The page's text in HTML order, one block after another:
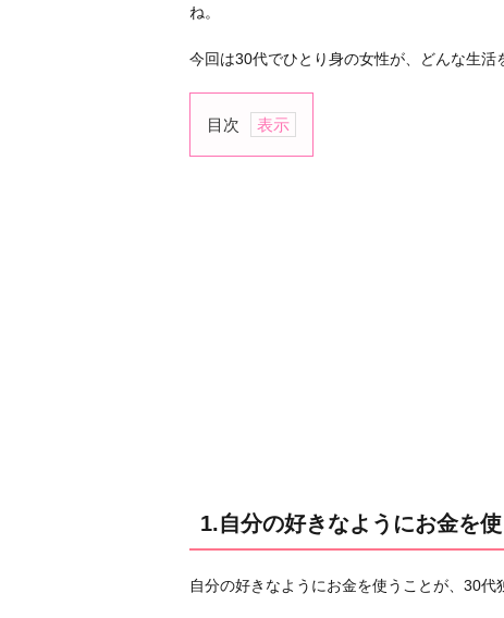
ね。
今回は30代でひとり身の女性が、どんな生活
目次
1.
う
男
1.自分の好きなようにお金を使
自分の好きなようにお金を使うことが、30代